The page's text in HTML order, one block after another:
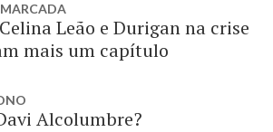
Leão e Durigan na crise
mais um capítulo
Alcolumbre?